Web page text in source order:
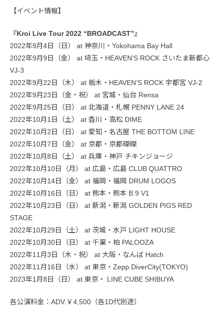
【イベント情報】
『Kroi Live Tour 2022 “BROADCAST”』
2022年9月4日（日） at 神奈川・Yokohama Bay Hall
2022年9月9日（金） at 埼玉・HEAVEN’S ROCK さいたま新都心
VJ-3
2022年9月22日（木） at 栃木・HEAVEN’S ROCK 宇都宮 VJ-2
2022年9月23日（金・祝） at 宮城・仙台 Rensa
2022年9月25日（日） at 北海道・札幌 PENNY LANE 24
2022年10月1日（土） at 香川・高松 DIME
2022年10月2日（日） at 愛知・名古屋 THE BOTTOM LINE
2022年10月7日（金） at 京都・京都磔磔
2022年10月8日（土） at 兵庫・神戸 チキンジョージ
2022年10月10日（月） at 広島・広島 CLUB QUATTRO
2022年10月14日（金） at 福岡・福岡 DRUM LOGOS
2022年10月16日（日） at 熊本・熊本 B.9 V1
2022年10月23日（日） at 新潟・新潟 GOLDEN PIGS RED
STAGE
2022年10月29日（土） at 茨城・水戸 LIGHT HOUSE
2022年10月30日（日） at 千葉・柏 PALOOZA
2022年11月3日（木・祝） at 大阪・なんば Hatch
2022年11月16日（水） at 東京・Zepp DiverCity(TOKYO)
2023年1月8日（日） at 東京・ LINE CUBE SHIBUYA
各公演料金：ADV.￥4,500（各1D代別途）